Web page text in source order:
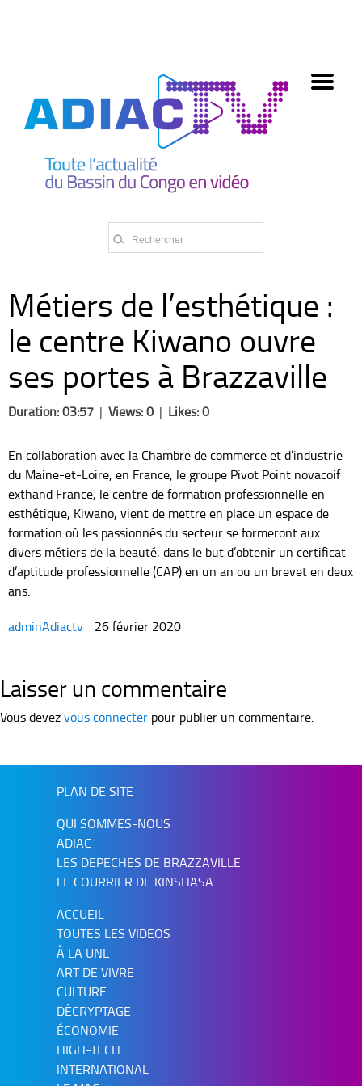
Métiers de l’esthétique :
le centre Kiwano ouvre
ses portes à Brazzaville
Duration: 03:57 | Views: 0 | Likes: 0
En collaboration avec la Chambre de commerce et d’industrie
du Maine-et-Loire, en France, le groupe Pivot Point novacoif
exthand France, le centre de formation professionnelle en
esthétique, Kiwano, vient de mettre en place un espace de
formation où les passionnés du secteur se formeront aux
divers métiers de la beauté, dans le but d’obtenir un certificat
d’aptitude professionnelle (CAP) en un an ou un brevet en deux
ans.
adminAdiactv
26 février 2020
Laisser un commentaire
Vous devezvous connecter pour publier un commentaire.
PLAN DE SITE
QUI SOMMES-NOUS
ADIAC
LES DEPECHES DE BRAZZAVILLE
LE COURRIER DE KINSHASA
ACCUEIL
TOUTES LES VIDEOS
À LA UNE
ART DE VIVRE
CULTURE
DÉCRYPTAGE
ÉCONOMIE
HIGH-TECH
INTERNATIONAL